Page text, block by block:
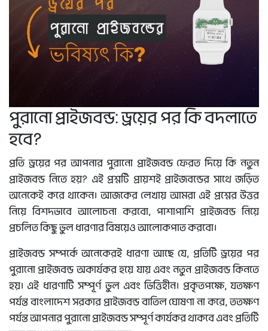
পুরানো প্রাইজবন্ড: ড্রয়ের পর কি বদলাতে
হবে?
প্রতি ড্রয়ের পর আপনার পুরানো প্রাইজবন্ড ফেরত দিয়ে কি নতুন
প্রাইজবন্ড নিতে হয়? এই প্রশ্নটি প্রায়শই প্রাইজবন্ডের সাথে জড়িত
অনেকেই করে থাকেন। আজকের লেখায় আমরা এই প্রশ্নের উত্তর
নিয়ে বিশদভাবে আলোচনা করবো, পাশাপাশি প্রাইজবন্ড নিয়ে
প্রচলিত কিছু ভুল ধারণার বিষয়েও আলোকপাত করবো।
প্রাইজবন্ড সম্পর্কে অনেকেরই ধারণা আছে যে, প্রতিটি ড্রয়ের পর
পুরানো প্রাইজবন্ড অকার্যকর হয়ে যায় এবং নতুন প্রাইজবন্ড কিনতে
হয়। এই ধারণাটি সম্পূর্ণ ভুল এবং ভিত্তিহীন। প্রকৃতপক্ষে, যতক্ষণ
পর্যন্ত বাংলাদেশ সরকার প্রাইজবন্ড বাতিল ঘোষণা না করে, ততক্ষণ
পর্যন্ত আপনার পুরানো প্রাইজবন্ড সম্পূর্ণ কার্যকর থাকবে এবং প্রতিটি